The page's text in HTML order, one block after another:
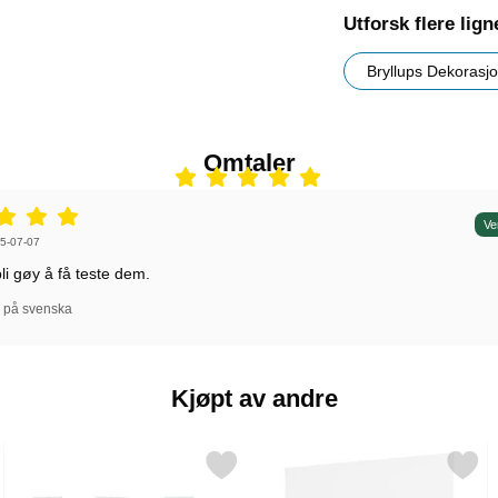
Utforsk flere
Bryllups
Omtaler
stjerne av 5,
av:
07-07
gøy å få teste dem.
svenska
Kjøpt av andre
favoritt Merk sølv Partyfløyter som favorittMerk bordkortholdere